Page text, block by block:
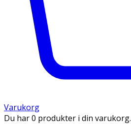
Varukorg
Du har 0 produkter i din varukorg.